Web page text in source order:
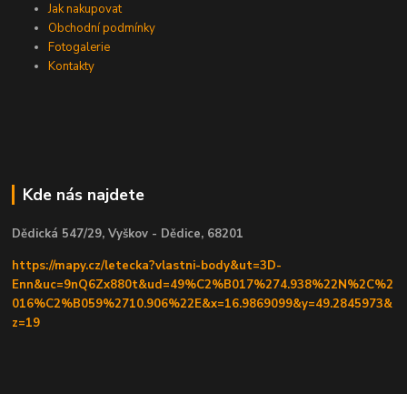
Jak nakupovat
Obchodní podmínky
Fotogalerie
Kontakty
Kde nás najdete
Dědická 547/29, Vyškov - Dědice, 68201
https://mapy.cz/letecka?vlastni-body&ut=3D-
Enn&uc=9nQ6Zx880t&ud=49%C2%B017%274.938%22N%2C%2
016%C2%B059%2710.906%22E&x=16.9869099&y=49.2845973&
z=19